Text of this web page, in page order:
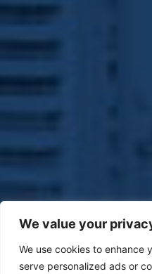
We value your
We use cookies to enhance
serve personalized ads or